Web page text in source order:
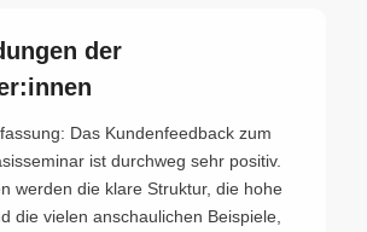
der
Das Kundenfeedback zum
ist durchweg sehr positiv.
werden die klare Struktur, die hohe
die vielen anschaulichen Beispiele,